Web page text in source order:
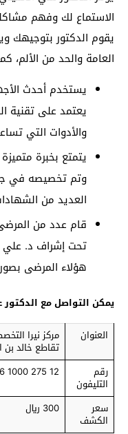
الاستماع لك وفهم
يقوم الدكتور
العامة والحد من الألم،
يستخدم أحدث
يعتمد على تقنية
والأدوات التي
يتمتع بخبرة
وتم تخصيصه في
العديد من
قام عدد من المرضى
تحت إشراف د. علي
هؤلاء المرضى
يمكن التواصل مع
العنوان
تقاطع خالد بن
رقم
التليفون
12 275 1000 966+
سعر
الكشف
300 ريال